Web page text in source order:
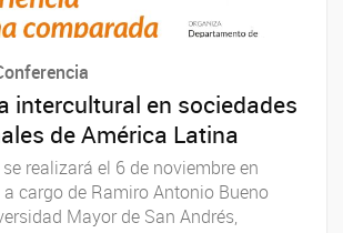
intercultural en sociedades
de América Latina
realizará el 6 de noviembre en
a cargo de Ramiro Antonio Bueno
Mayor de San Andrés,